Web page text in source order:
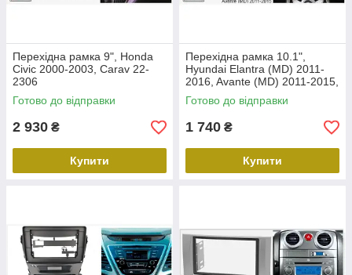
Перехідна рамка 9", Honda
Civic 2000-2003, Carav 22-
2306
Готово до відправки
2 930 ₴
Купити
Перехідна рамка 10.1",
Hyundai Elantra (MD) 2011-
2016, Avante (MD) 2011-2015,
Carav 22-2312
Готово до відправки
1 740 ₴
Купити